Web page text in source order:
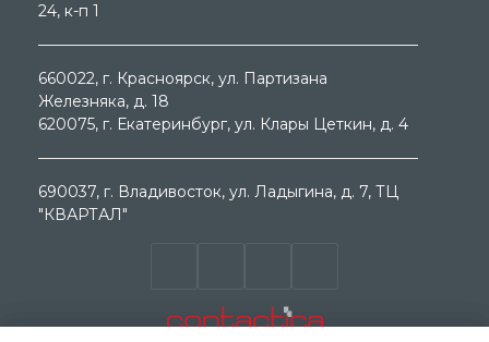
24, к-п 1
660022, г. Красноярск, ул. Партизана
Железняка, д. 18
620075, г. Екатеринбург, ул. Клары Цеткин, д. 4
690037, г. Владивосток, ул. Ладыгина, д. 7, ТЦ
"КВАРТАЛ"